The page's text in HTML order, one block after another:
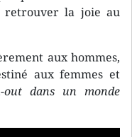
la joie au
aux hommes,
aux femmes et
out dans un monde